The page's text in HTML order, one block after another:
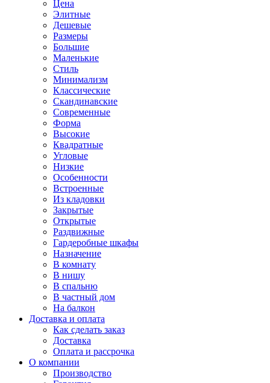
Цена
Элитные
Дешевые
Размеры
Большие
Маленькие
Стиль
Минимализм
Классические
Скандинавские
Современные
Форма
Высокие
Квадратные
Угловые
Низкие
Особенности
Встроенные
Из кладовки
Закрытые
Открытые
Раздвижные
Гардеробные шкафы
Назначение
В комнату
В нишу
В спальню
В частный дом
На балкон
Доставка и оплата
Как сделать заказ
Доставка
Оплата и рассрочка
О компании
Производство